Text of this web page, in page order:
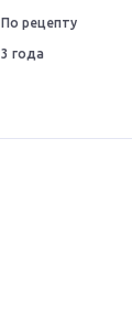
По рецепту
3 года